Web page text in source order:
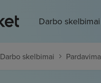
Darbo skelbimai
Darbo skelbimai